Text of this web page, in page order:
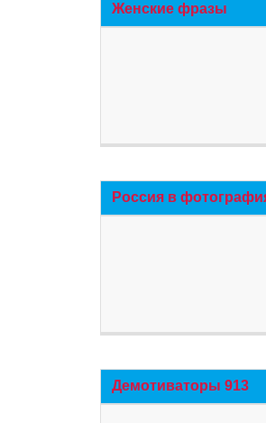
Женские фразы
Россия в
Демотиваторы 913